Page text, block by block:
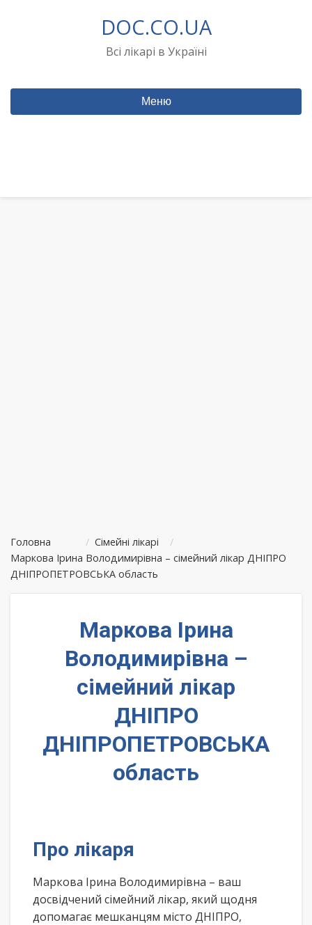
DOC.CO.UA
Всі лікарі в Україні
Меню
Головна / Сімейні лікарі
/
Маркова Ірина Володимирівна – сімейний лікар ДНІПРО
ДНІПРОПЕТРОВСЬКА область
Маркова Ірина
Володимирівна –
сімейний лікар
ДНІПРО
ДНІПРОПЕТРОВСЬКА
область
Про лікаря
Маркова Ірина Володимирівна – ваш
досвідчений сімейний лікар, який щодня
допомагає мешканцям місто ДНІПРО,